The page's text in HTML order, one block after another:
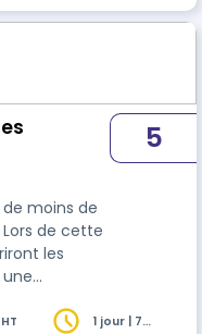
moins de
de cette
les
réelle, ils
5
1 jour | 7